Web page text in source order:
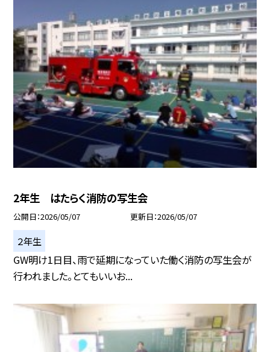
2年生 はたらく消防の写生会
公開日 2026/05/07 更新日 2026/05/07
２年生
GW明け1日目、雨で延期になっていた働く消防の写生会が
行われました。とてもいいお...